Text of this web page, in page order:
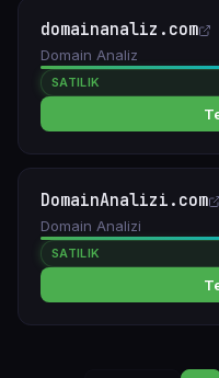
domainanaliz.com
Domain Analiz
SATILIK
DomainAnalizi.com
Domain Analizi
SATILIK